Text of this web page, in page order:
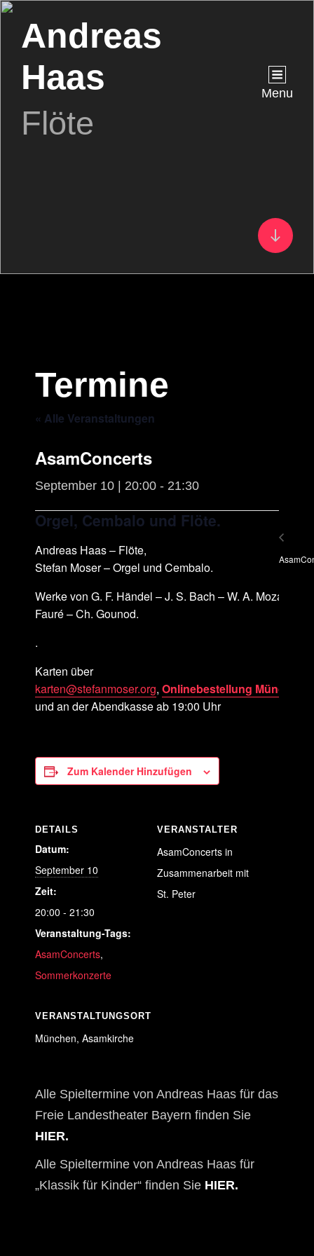
Andreas
Haas
Flöte
Menu
Termine
« Alle Veranstaltungen
AsamConcerts
September 10 | 20:00 - 21:30
Orgel, Cembalo und Flöte.
Andreas Haas – Flöte,
Stefan Moser – Orgel und Cembalo.
Werke von G. F. Händel – J. S. Bach – W. A. Mozart – G.
Fauré – Ch. Gounod.
.
Karten über
karten@stefanmoser.org, Onlinebestellung
und an der Abendkasse ab 19:00 Uhr
Zum Kalender Hinzufügen
DETAILS
Datum:
September 10
Zeit:
20:00 - 21:30
Veranstaltung-Tags:
AsamConcerts,
Sommerkonzerte
VERANSTALTER
AsamConcerts in
Zusammenarbeit mit
St. Peter
VERANSTALTUNGSORT
München, Asamkirche
Alle Spieltermine von Andreas Haas für das
Freie Landestheater Bayern finden Sie
HIER.
Alle Spieltermine von Andreas Haas für
„Klassik für Kinder“ finden Sie HIER.